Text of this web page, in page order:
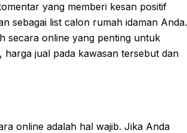
yang memberi kesan positif
sebagai list calon rumah idaman Anda.
secara online yang penting untuk
harga jual pada kawasan tersebut dan
online adalah hal wajib. Jika Anda